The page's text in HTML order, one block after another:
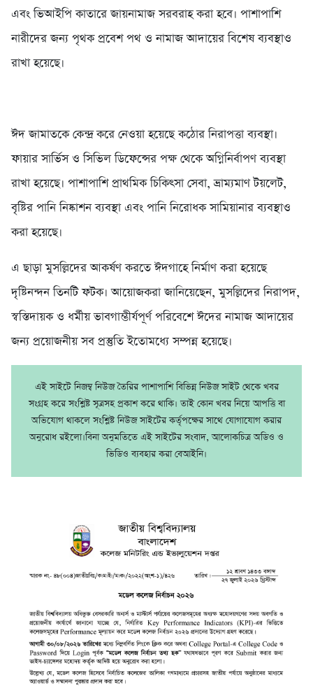
এবং ভিআইপি কাতারে জায়নামাজ সরবরাহ করা হবে। পাশাপাশি
নারীদের জন্য পৃথক প্রবেশ পথ ও নামাজ আদায়ের বিশেষ ব্যবস্থাও
রাখা হয়েছে।
ঈদ জামাতকে কেন্দ্র করে নেওয়া হয়েছে কঠোর নিরাপত্তা ব্যবস্থা।
ফায়ার সার্ভিস ও সিভিল ডিফেন্সের পক্ষ থেকে অগ্নিনির্বাপণ ব্যবস্থা
রাখা হয়েছে। পাশাপাশি প্রাথমিক চিকিৎসা সেবা, ভ্রাম্যমাণ টয়লেট,
বৃষ্টির পানি নিষ্কাশন ব্যবস্থা এবং পানি নিরোধক সামিয়ানার ব্যবস্থাও
করা হয়েছে।
এ ছাড়া মুসল্লিদের আকর্ষণ করতে ঈদগাহে নির্মাণ করা হয়েছে
দৃষ্টিনন্দন তিনটি ফটক। আয়োজকরা জানিয়েছেন, মুসল্লিদের নিরাপদ,
স্বস্তিদায়ক ও ধর্মীয় ভাবগাম্ভীর্যপূর্ণ পরিবেশে ঈদের নামাজ আদায়ের
জন্য প্রয়োজনীয় সব প্রস্তুতি ইতোমধ্যে সম্পন্ন হয়েছে।
এই সাইটে নিজম্ব নিউজ তৈরির পাশাপাশি বিভিন্ন নিউজ সাইট থেকে খবর
সংগ্রহ করে সংশ্লিষ্ট সূত্রসহ প্রকাশ করে থাকি। তাই কোন খবর নিয়ে আপত্তি বা
অভিযোগ থাকলে সংশ্লিষ্ট নিউজ সাইটের কর্তৃপক্ষের সাথে যোগাযোগ করার
অনুরোধ রইলো।বিনা অনুমতিতে এই সাইটের সংবাদ, আলোকচিত্র অডিও ও
ভিডিও ব্যবহার করা বেআইনি।